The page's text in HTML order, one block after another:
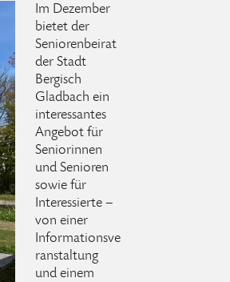
Im Dezember
bietet der
Seniorenbeirat
der Stadt
Bergisch
Gladbach ein
interessantes
Angebot für
Seniorinnen
und Senioren
sowie für
Interessierte –
von einer
Informationsve
ranstaltung
und einem